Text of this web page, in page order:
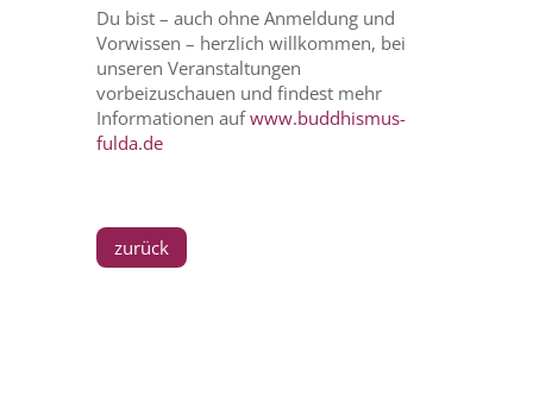
Du bist – auch ohne Anmeldung und
Vorwissen – herzlich willkommen, bei
unseren Veranstaltungen
vorbeizuschauen und findest mehr
Informationen aufwww.buddhismus-
fulda.de
zurück